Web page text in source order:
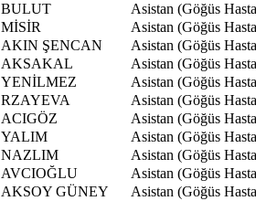
BULUT
Asistan (Göğüs
MİSİR
Asistan (Göğüs
AKIN ŞENCAN
Asistan (Göğüs
AKSAKAL
Asistan (Göğüs
YENİLMEZ
Asistan (Göğüs
RZAYEVA
Asistan (Göğüs
ACIGÖZ
Asistan (Göğüs
YALIM
Asistan (Göğüs
NAZLIM
Asistan (Göğüs
AVCIOĞLU
Asistan (Göğüs
AKSOY GÜNEY
Asistan (Göğüs